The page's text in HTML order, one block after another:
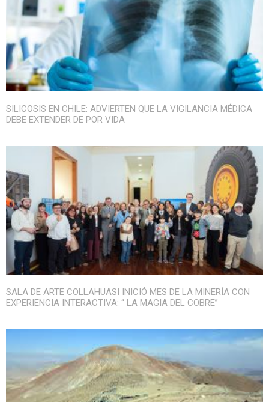
SILICOSIS EN CHILE: ADVIERTEN QUE LA VIGILANCIA MÉDICA
DEBE EXTENDER DE POR VIDA
SALA DE ARTE COLLAHUASI INICIÓ MES DE LA MINERÍA CON
EXPERIENCIA INTERACTIVA: “ LA MAGIA DEL COBRE”